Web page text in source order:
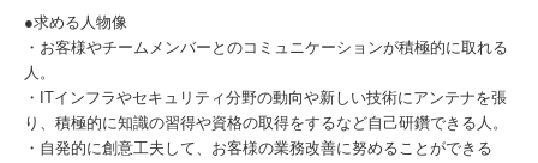
●求める人物像
・お客様やチームメンバーとのコミュニケーションが積極的に取れる
人。
・ITインフラやセキュリティ分野の動向や新しい技術にアンテナを張
り、積極的に知識の習得や資格の取得をするなど自己研鑽できる人。
・自発的に創意工夫して、お客様の業務改善に努めることができる